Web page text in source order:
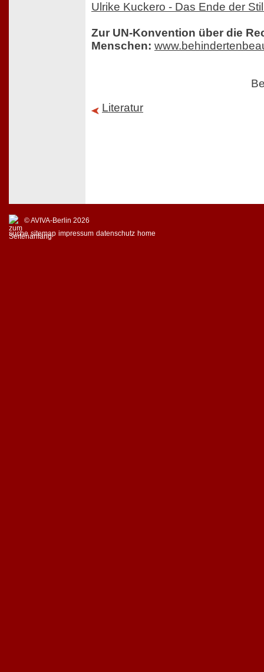
Ulrike Kuckero - Das Ende der
Zur UN-Konvention über die
Menschen:
Literatur
© AVIVA-Berlin 2026
suche sitemap impressum datenschutz home